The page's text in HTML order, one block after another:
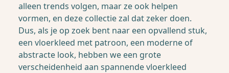
alleen trends volgen, maar ze ook helpen
vormen, en deze collectie zal dat zeker doen.
Dus, als je op zoek bent naar een opvallend stuk,
een vloerkleed met patroon, een moderne of
abstracte look, hebben we een grote
verscheidenheid aan spannende vloerkleed